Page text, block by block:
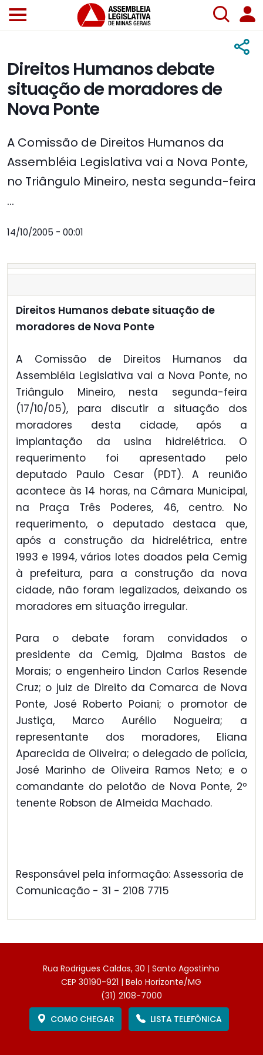
Direitos Humanos debate
situação de moradores de
Nova Ponte
A Comissão de Direitos Humanos da
Assembléia Legislativa vai a Nova Ponte,
no Triângulo Mineiro, nesta segunda-feira
...
14/10/2005 - 00:01
Direitos Humanos debate situação de
moradores de Nova Ponte
A Comissão de Direitos Humanos da
Assembléia Legislativa vai a Nova Ponte, no
Triângulo Mineiro, nesta segunda-feira
(17/10/05), para discutir a situação dos
moradores desta cidade, após a
implantação da usina hidrelétrica. O
requerimento foi apresentado pelo
deputado Paulo Cesar (PDT). A reunião
acontece às 14 horas, na Câmara Municipal,
na Praça Três Poderes, 46, centro. No
requerimento, o deputado destaca que,
após a construção da hidrelétrica, entre
1993 e 1994, vários lotes doados pela Cemig
à prefeitura, para a construção da nova
cidade, não foram legalizados, deixando os
moradores em situação irregular.
Para o debate foram convidados o
presidente da Cemig, Djalma Bastos de
Morais; o engenheiro Lindon Carlos Resende
Cruz; o juiz de Direito da Comarca de Nova
Ponte, José Roberto Poiani; o promotor de
Justiça, Marco Aurélio Nogueira; a
representante dos moradores, Eliana
Aparecida de Oliveira; o delegado de polícia,
José Marinho de Oliveira Ramos Neto; e o
comandante do pelotão de Nova Ponte, 2º
tenente Robson de Almeida Machado.
Responsável pela informação: Assessoria de
Comunicação - 31 - 2108 7715
Rua Rodrigues Caldas, 30 | Santo Agostinho
CEP 30190-921 | Belo Horizonte/MG
(31) 2108-7000
COMO CHEGAR
LISTA TELEFÔNICA